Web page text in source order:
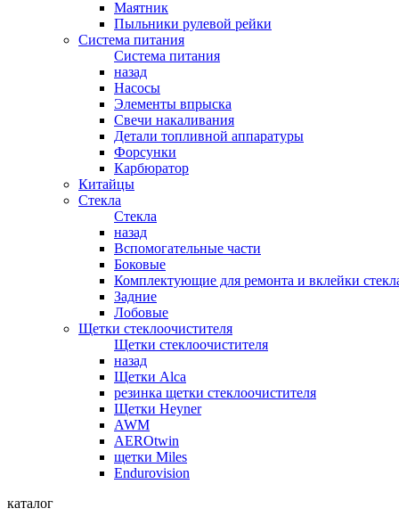
Маятник
Пыльники рулевой рейки
Система питания
Система питания
назад
Насосы
Элементы впрыска
Свечи накаливания
Детали топливной аппаратуры
Форсунки
Карбюратор
Китайцы
Стекла
Стекла
назад
Вспомогательные части
Боковые
Комплектующие для ремонта и вклейки
Задние
Лобовые
Щетки стеклоочистителя
Щетки стеклоочистителя
назад
Щетки Alca
резинка щетки стеклоочистителя
Щетки Heyner
AWM
AEROtwin
щетки Miles
Endurovision
каталог